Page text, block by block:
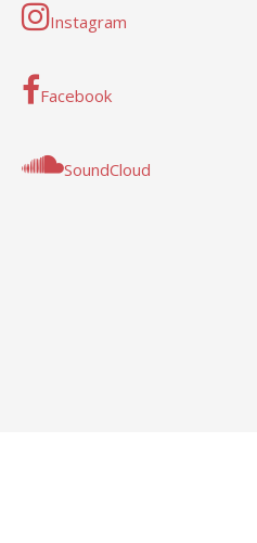
Instagram
Facebook
SoundCloud